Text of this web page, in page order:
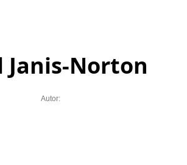
Janis-Norton
Autor: